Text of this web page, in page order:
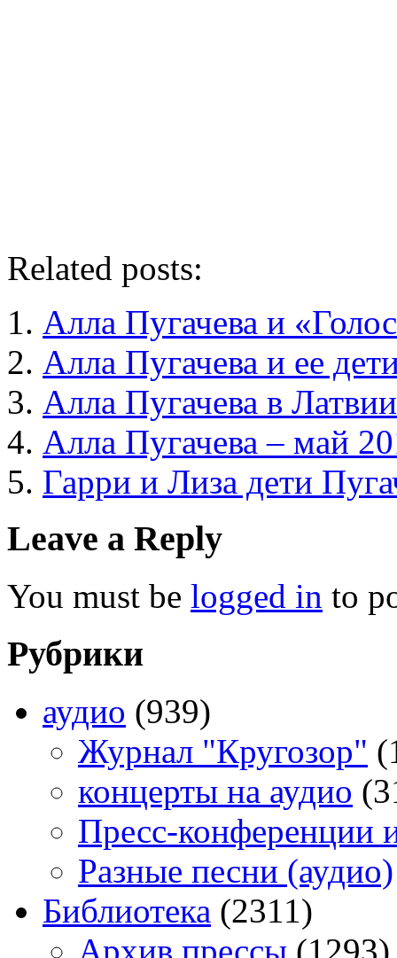
Related posts:
Алла Пугачева и
Алла Пугачева и ее
Алла Пугачева в Латвии
Алла Пугачева – май
Гарри и Лиза дети
Leave a Reply
You must be logged in to
Рубрики
аудио (939)
Журнал "Кругозор"
концерты на аудио
Пресс-конференции
Разные песни (аудио)
Библиотека (2311)
Архив прессы (1293)